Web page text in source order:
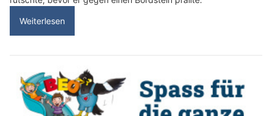
Weiterlesen